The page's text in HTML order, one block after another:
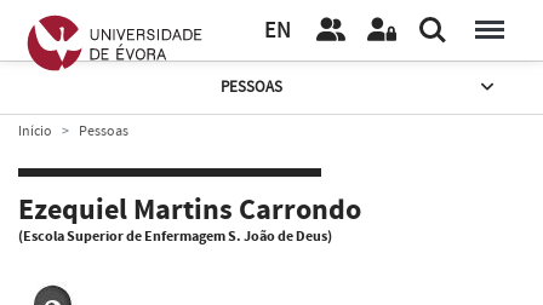
EN
PESSOAS
Início Pessoas
Ezequiel Martins Carrondo
(Escola Superior de Enfermagem S. João de Deus)